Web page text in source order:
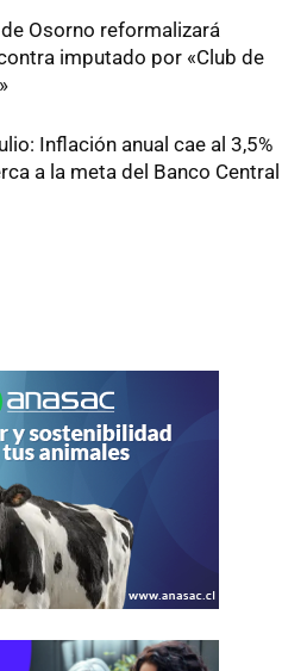
Osorno reformalizará
imputado por «Club de
Inflación anual cae al 3,5%
a la meta del Banco Central